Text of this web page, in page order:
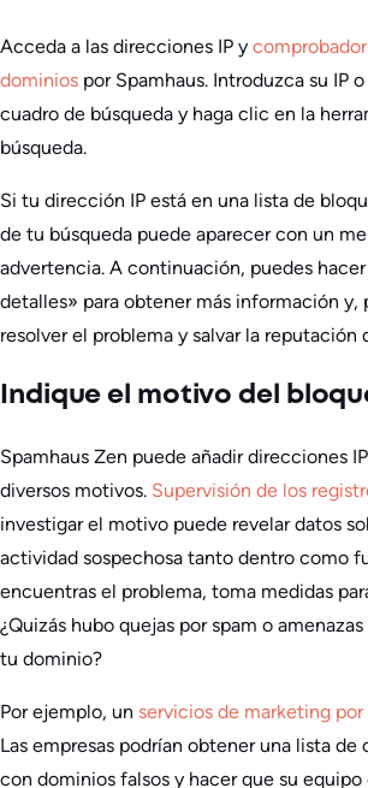
Acceda a las direcciones IP y
dominios por Spamhaus. Introduzca su IP
cuadro de búsqueda y haga clic en la
búsqueda.
Si tu dirección IP está en una lista de
de tu búsqueda puede aparecer con un
advertencia. A continuación, puedes
detalles» para obtener más información
resolver el problema y salvar la
Indique el motivo del
Spamhaus Zen puede añadir direcciones
diversos motivos. Supervisión de los
investigar el motivo puede revelar datos
actividad sospechosa tanto dentro como
encuentras el problema, toma medidas
¿Quizás hubo quejas por spam o
tu dominio?
Por ejemplo, un servicios de marketing
Las empresas podrían obtener una lista
con dominios falsos y hacer que su